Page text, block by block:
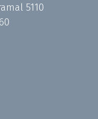
5110